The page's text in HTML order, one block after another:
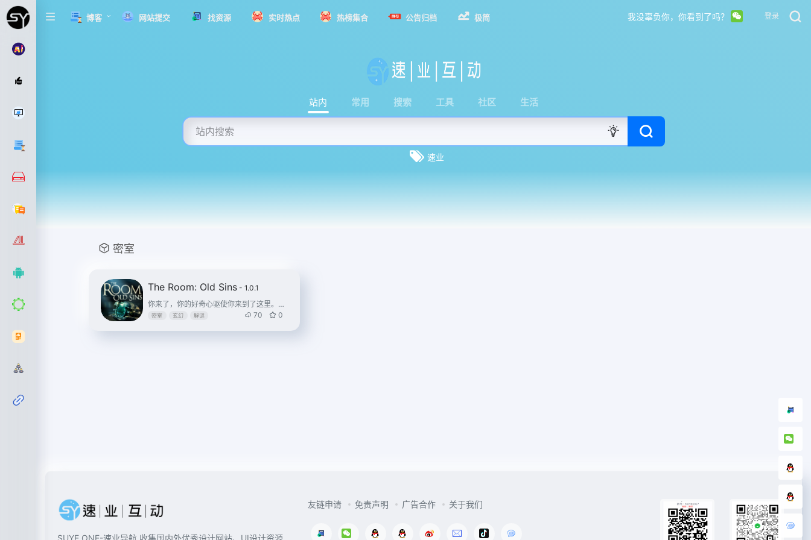
博客 网站提交 找资源 实时热点 热榜集合 公告归档 极简 我没辜负你，你看到了吗？ 登录
站内 常用 搜索 工具 社区 生活
速业
密室
The Room: Old Sins - 1.0.1
你来了，你的好奇心驱使你来到了这里。这里是《迷室》
密室 玄幻 解谜 70 0
SUYE ONE-速业导航 收集国内外优秀设计网站、UI设计资源
友链申请 免责声明 广告合作 关于我们